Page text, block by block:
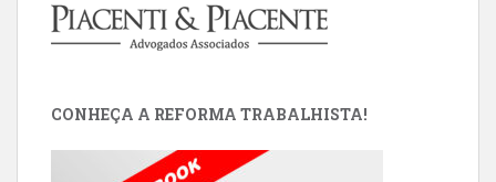
CONHEÇA A REFORMA TRABALHISTA!